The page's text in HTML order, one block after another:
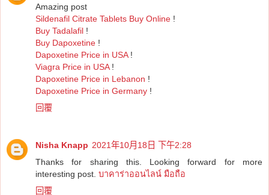
Amazing post
Sildenafil Citrate Tablets Buy Online !
Buy Tadalafil !
Buy Dapoxetine !
Dapoxetine Price in USA!
Viagra Price in USA!
Dapoxetine Price in Lebanon !
Dapoxetine Price in Germany !
回覆
Nisha Knapp 2021年10月18日 下午2:28
Thanks for sharing this. Looking forward for more
interesting post. บาคาร่าออนไลน์ มือถือ
回覆